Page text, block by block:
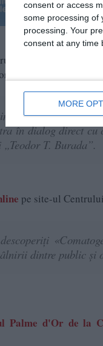
consent or access
some processing of
processing. Your
consent at any time
MORE
filmului
filmului
o ocazie rară
în dialog direct cu
T. Burada”.
pe site-ul
dintre public și
Palme d'Or de la